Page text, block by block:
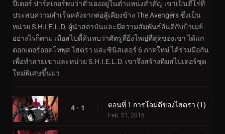
ปีเตอร์ ปาร์คเกอร์พบว่าตัวเองอยู่ในตำแหน่งสำคัญ เขาเป็นฮีโร่ที่
ประสบความสำเร็จหลังจากต่อสู้เคียงข้าง The Avengers ซึ่งเป็น
หน่วย S.H.I.E.L.D. ผู้นำสถาบันและมีความสัมพันธ์อันดีกับป้าเมย์
อย่างไรก็ตาม เมื่อสไปดี้ค้นพบว่าศัตรูที่ยิ่งใหญ่ที่สุดของเขา ได้แก่
ดอกเตอร์ออคโทพุส ไฮดรา และซินิสเตอร์ 6 ภาคใหม่ ได้ร่วมมือกัน
เพื่อทำลายเขาและหน่วย S.H.I.E.L.D. เขาจึงสร้างทีมสไปเดอร์ชุด
ใหม่พิเศษขึ้นมา
4 - 1 ตอนที่ 1 การโจมตีของไฮดรา (1)
Feb. 21, 2016